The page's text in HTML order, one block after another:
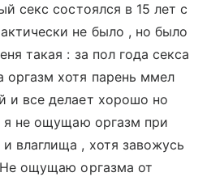
секс состоялся в 15 лет с
не было , но было
такая : за пол года секса
хотя парень ммел
и все делает хорошо но
я не ощущаю оргазм при
влаглища , хотя завожусь
Не ощущаю оргазма от